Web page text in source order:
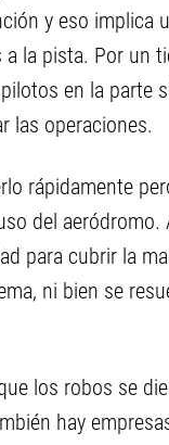
y eso implica
la pista. Por un
en la parte
las operaciones.
rápidamente
del aeródromo.
para cubrir la
ni bien se
los robos se
hay